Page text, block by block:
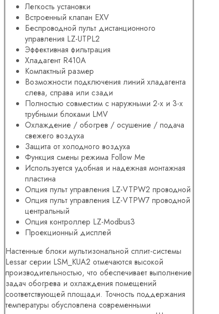
Легкость установки
Встроенный клапан EXV
Беспроводной пульт дистанционного
управления LZ-UTPL2
Эффективная фильтрация
Хладагент R410A
Компактный размер
Возможности подключения линий хладагента
слева, справа или сзади
Полностью совместим с наружными 2-х и 3-х
трубными блоками LMV
Охлаждение / обогрев / осушение / подача
свежего воздуха
Защита от холодного воздуха
Функция смены режима Follow Me
Используется удобная и надежная монтажная
пластина
Опция пульт управления LZ-VTPW2 проводной
Опция пульт управления LZ-VTPW7 проводной
центральный
Опция контроллер LZ-Modbus3
Проекционный дисплей
Настенные блоки мультизональной сплит-системы
Lessar серии LSM_KUA2 отмечаются высокой
производительностью, что обеспечивает выполнение
задач обогрева и охлаждения помещений
соответствующей площади. Точность поддержания
температуры обусловлена современными